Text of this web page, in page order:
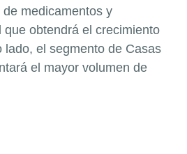
medicamentos y
obtendrá el crecimiento
lado, el segmento de Casas
el mayor volumen de